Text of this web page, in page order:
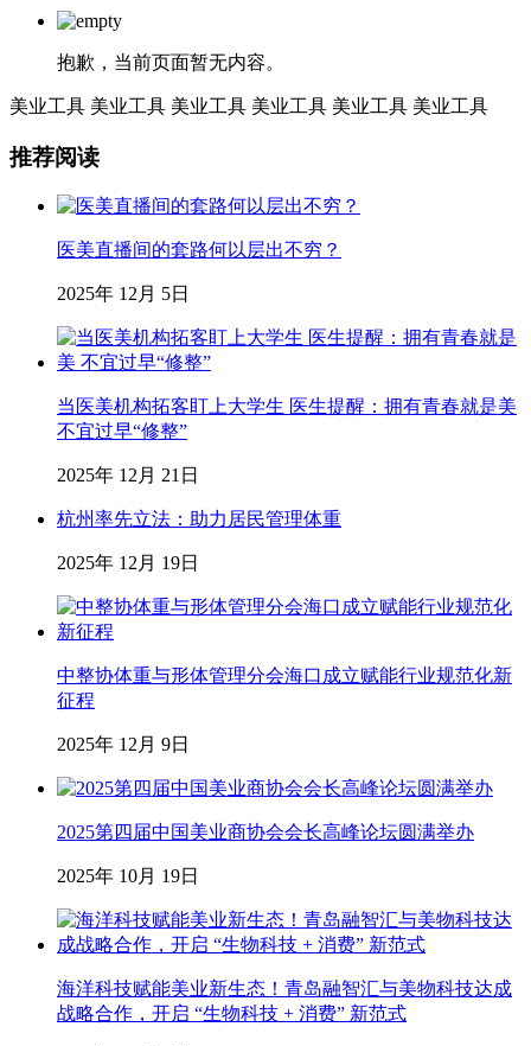
抱歉，当前页面暂无内容。
美业工具 美业工具 美业工具 美业工具 美业工具 美业工具
推荐阅读
医美直播间的套路何以层出不穷？
2025年 12月 5日
当医美机构拓客盯上大学生 医生提醒：拥有青春就是美
不宜过早“修整”
2025年 12月 21日
杭州率先立法：助力居民管理体重
2025年 12月 19日
中整协体重与形体管理分会海口成立赋能行业规范化新
征程
2025年 12月 9日
2025第四届中国美业商协会会长高峰论坛圆满举办
2025年 10月 19日
海洋科技赋能美业新生态！青岛融智汇与美物科技达成
战略合作，开启 “生物科技 + 消费” 新范式